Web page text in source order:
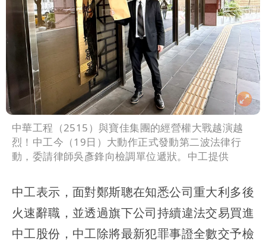
中華工程（2515）與寶佳集團的經營權大戰越演越
烈！中工今（19日）大動作正式發動第二波法律行
動，委請律師吳彥鋒向檢調單位遞狀。中工提供
中工表示，面對鄭斯聰在知悉公司重大利多後
火速辭職，並透過旗下公司持續違法交易買進
中工股份，中工除將最新犯罪事證全數交予檢